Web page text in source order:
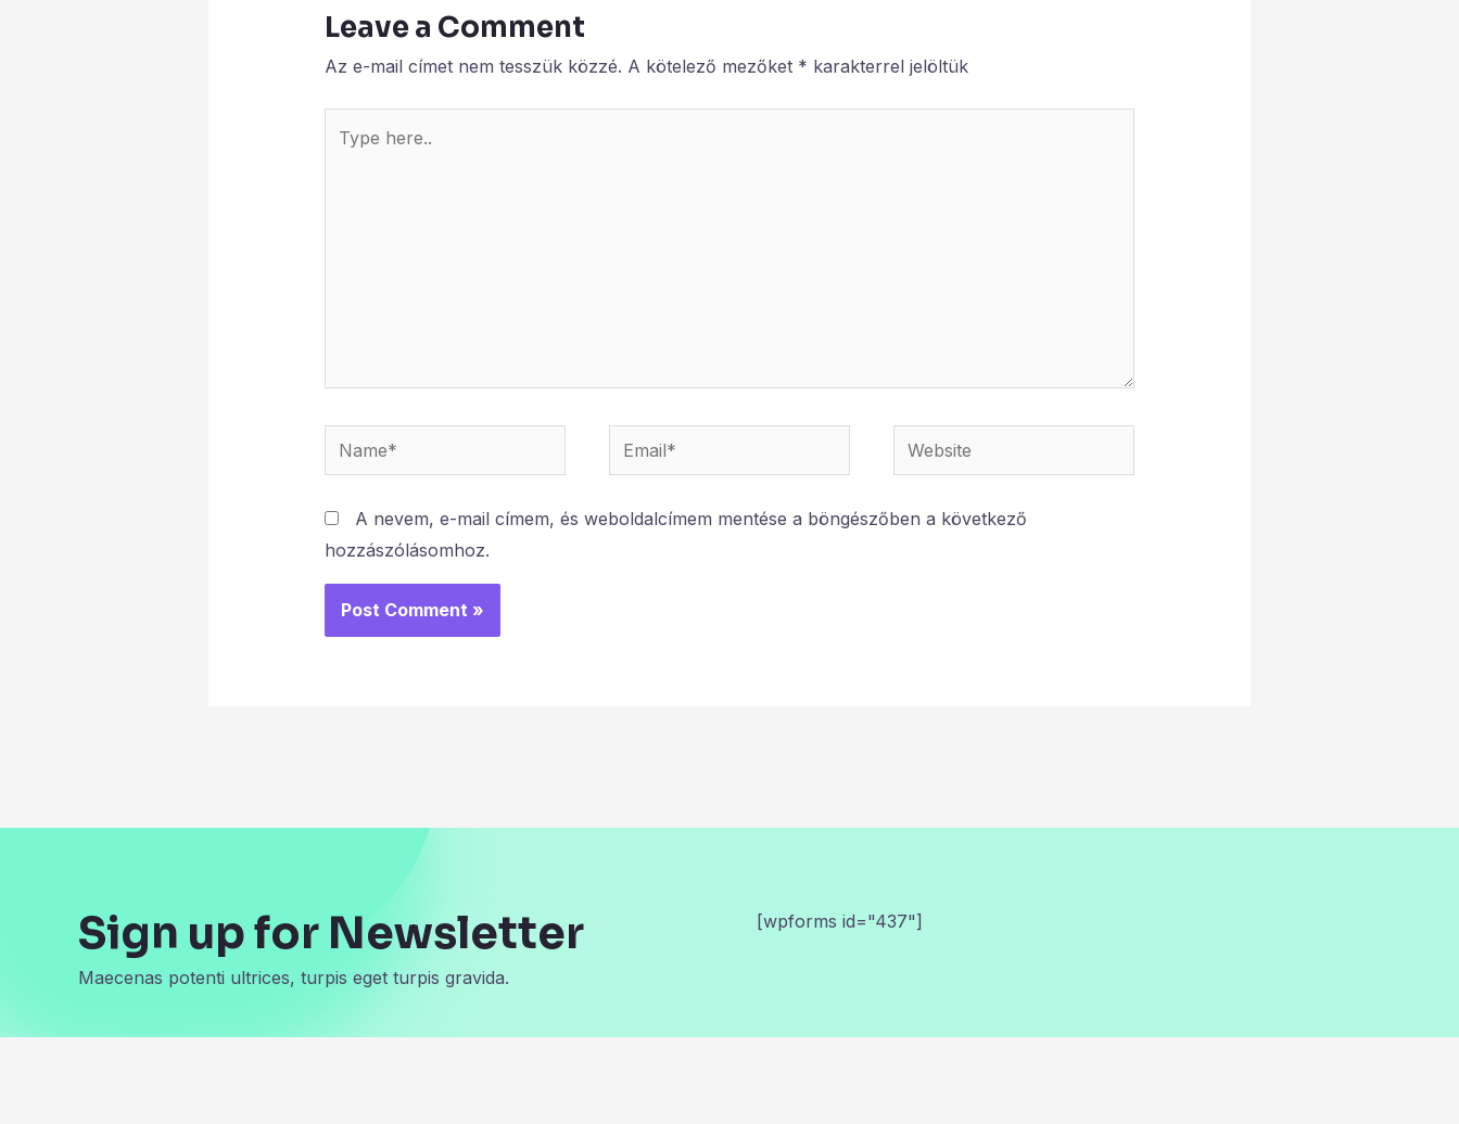
Leave a Comment
Az e-mail címet nem tesszük közzé. A kötelező mezőket * karakterrel jelöltük
here..
Name* Email* Website
A nevem, e-mail címem, és weboldalcímem mentése a böngészőben a következő
hozzászólásomhoz.
Sign up for Newsletter
Maecenas potenti ultrices, turpis eget turpis gravida.
[wpforms id="437"]